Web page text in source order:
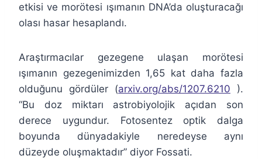
etkisi ve morötesi ışımanın DNA’da oluşturacağı
olası hasar hesaplandı.
Araştırmacılar gezegene ulaşan morötesi
ışımanın gezegenimizden 1,65 kat daha fazla
olduğunu gördüler (arxiv.org/abs/1207.6210 ).
“Bu doz miktarı astrobiyolojik açıdan son
derece uygundur. Fotosentez optik dalga
boyunda dünyadakiyle neredeyse aynı
düzeyde oluşmaktadır” diyor Fossati.